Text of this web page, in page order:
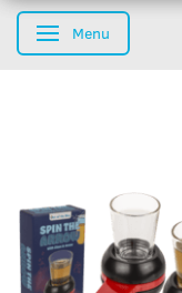
Skifte navigation
Menu